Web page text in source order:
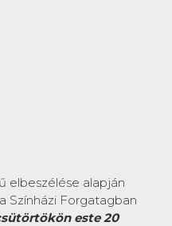
elbeszélése alapján
Színházi Forgatagban
este 20